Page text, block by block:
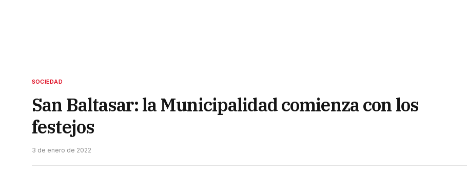
SOCIEDAD
San Baltasar: la Municipalidad comienza con los
festejos
3 de enero de 2022